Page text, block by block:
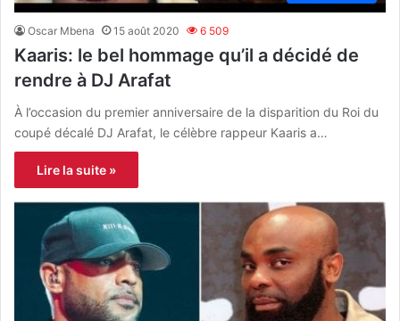
Oscar Mbena 15 août 2020 6 509
Kaaris: le bel hommage qu’il a décidé de
rendre à DJ Arafat
À l’occasion du premier anniversaire de la disparition du Roi du
coupé décalé DJ Arafat, le célèbre rappeur Kaaris a…
Lire la suite »